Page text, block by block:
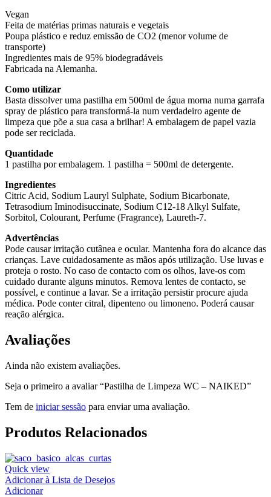
Vegan
Feita de matérias primas naturais e vegetais
Poupa plástico e reduz emissão de CO2 (menor volume de
transporte)
Ingredientes mais de 95% biodegradáveis
Fabricada na Alemanha.
Como utilizar
Basta dissolver uma pastilha em 500ml de água morna numa garrafa
spray de plástico para transformá-la num verdadeiro agente de
limpeza que põe a sua casa a brilhar! A embalagem de papel vazia
pode ser reciclada.
Quantidade
1 pastilha por embalagem. 1 pastilha = 500ml de detergente.
Ingredientes
Citric Acid, Sodium Lauryl Sulphate, Sodium Bicarbonate,
Tetrasodium Iminodisuccinate, Sodium C12-18 Alkyl Sulfate,
Sorbitol, Colourant, Perfume (Fragrance), Laureth-7.
Advertências
Pode causar irritação cutânea e ocular. Mantenha fora do alcance das
crianças. Lave cuidadosamente as mãos após utilização. Use luvas e
proteja o rosto. No caso de contacto com os olhos, lave-os com
cuidado durante alguns minutos. Remova lentes de contacto, se
possível, e continue a lavar. Se a irritação persistir procure ajuda
médica. Pode conter citral, dipenteno ou limoneno. Poderá causar
reação alérgica.
Avaliações
Ainda não existem avaliações.
Seja o primeiro a avaliar “Pastilha de Limpeza WC – NAIKED”
Tem de iniciar sessão para enviar uma avaliação.
Produtos Relacionados
Quick view
Adicionar à Lista de Desejos
Adicionar